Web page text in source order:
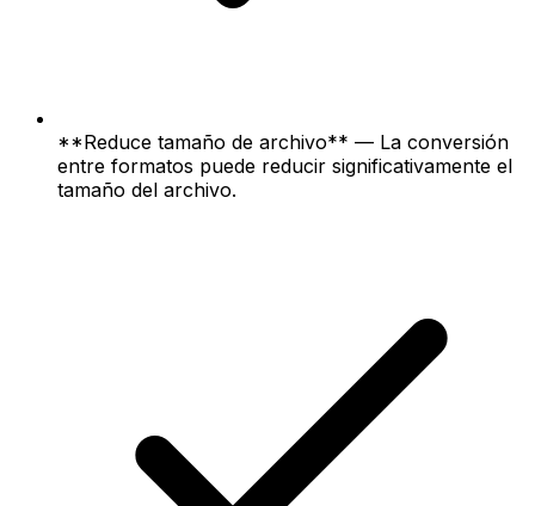
**Reduce tamaño de archivo** — La conversión
entre formatos puede reducir significativamente el
tamaño del archivo.